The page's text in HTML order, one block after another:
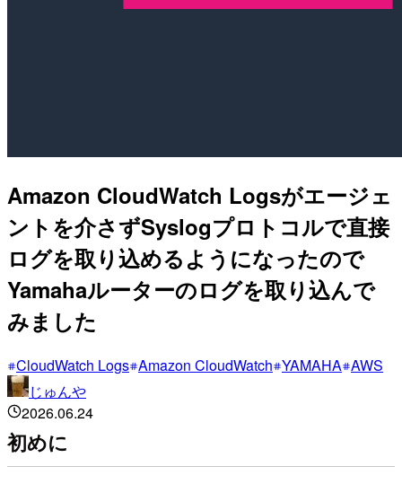
Amazon CloudWatch Logsがエージェ
ントを介さずSyslogプロトコルで直接
ログを取り込めるようになったので
Yamahaルーターのログを取り込んで
みました
CloudWatch Logs Amazon CloudWatch YAMAHA AWS
じゅんや
2026.06.24
初めに